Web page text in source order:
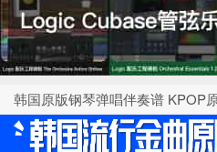
韩国原版钢琴弹唱伴奏谱 KPOP